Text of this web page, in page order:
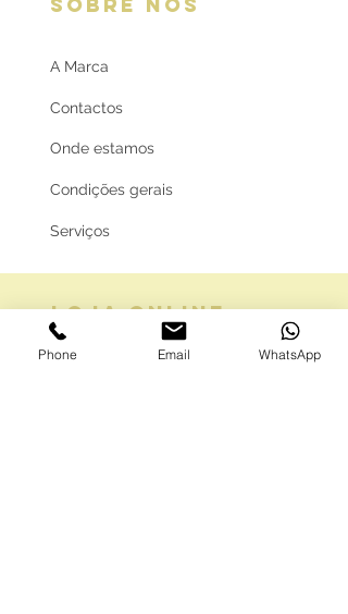
SOBRE NÓS
A Marca
Contactos
Onde estamos
Condições gerais
Serviços
LOJA ONLINE
Phone Email WhatsApp